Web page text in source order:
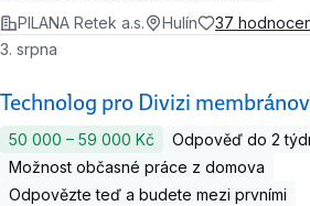
PILANA Retek a.s.
Hulín 37
Technolog pro Divizi
3. srpna
50 000 ‍–‍ 59 000 Kč
Odpověď do 2
Možnost občasné práce z domova
Odpovězte teď a budete mezi prvními